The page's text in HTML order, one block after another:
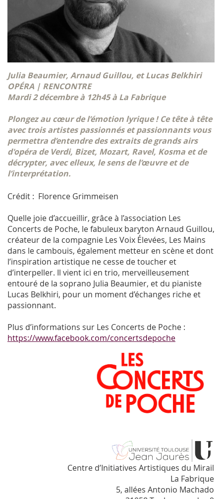
Julia Beaumier, Arnaud Guillou, et Lucas Belkhiri
OPÉRA | RENCONTRE
Mardi 2 décembre à 12h45 à La Fabrique
Plongez au cœur de l’émotion lyrique ! Ce tête à tête
avec trois artistes passionnés et passionnants vous
permettra d’entendre des extraits de grands airs
d'opéra de Verdi, Bizet, Mozart, Ravel, Kosma et de
décrypter, avec elleux, le sens de l’œuvre et de
l’interprétation.
Crédit : Florence Grimmeisen
Quelle joie d’accueillir, grâce à l’association Les
Concerts de Poche, le fabuleux baryton Arnaud Guillou,
créateur de la compagnie Les Voix Élevées, Les Mains
dans le cambouis, également metteur en scène et dont
l’inspiration artistique ne cesse de toucher et
d’interpeller. Il vient ici en trio, merveilleusement
entouré de la soprano Julia Beaumier, et du pianiste
Lucas Belkhiri, pour un moment d’échanges riche et
passionnant.
Plus d’informations sur Les Concerts de Poche :
https://www.facebook.com/concertsdepoche
Centre d’Initiatives Artistiques du Mirail
La Fabrique
5, allées Antonio Machado